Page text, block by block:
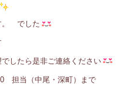
。 でした
したら是非ご連絡ください
担当（中尾・深町）まで